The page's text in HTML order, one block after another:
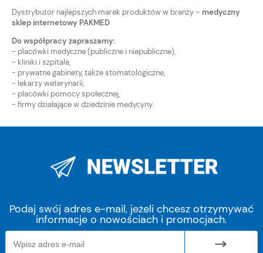
Dystrybutor najlepszych marek produktów w branży – medyczny
sklep internetowy PAKMED
Do współpracy zapraszamy:
- placówki medyczne (publiczne i niepubliczne),
- kliniki i szpitale,
- prywatne gabinety, także stomatologiczne,
- lekarzy weterynarii,
- placówki pomocy społecznej,
- firmy działające w dziedzinie medycyny.
Podaj swój adres e-mail, jeżeli chcesz otrzymywać
informacje o nowościach i promocjach.